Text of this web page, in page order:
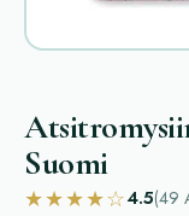
Suomi
★★★★☆4.5(49